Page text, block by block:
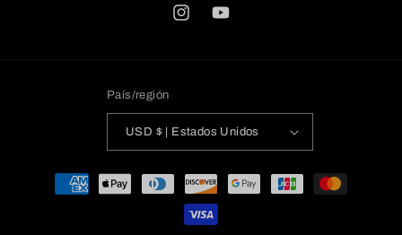
InstagramYouTube
País/región
USD $ | Estados Unidos
Formas